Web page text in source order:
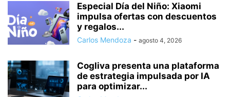
Especial Día del Niño: Xiaomi
impulsa ofertas con descuentos
y regalos...
Carlos Mendoza - agosto 4, 2026
Cogliva presenta una plataforma
de estrategia impulsada por IA
para optimizar...